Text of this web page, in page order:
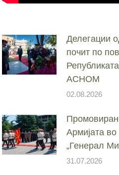
Делегации
почит по
АСНОМ
02.08.2026
Армијата
„Генерал
31.07.2026